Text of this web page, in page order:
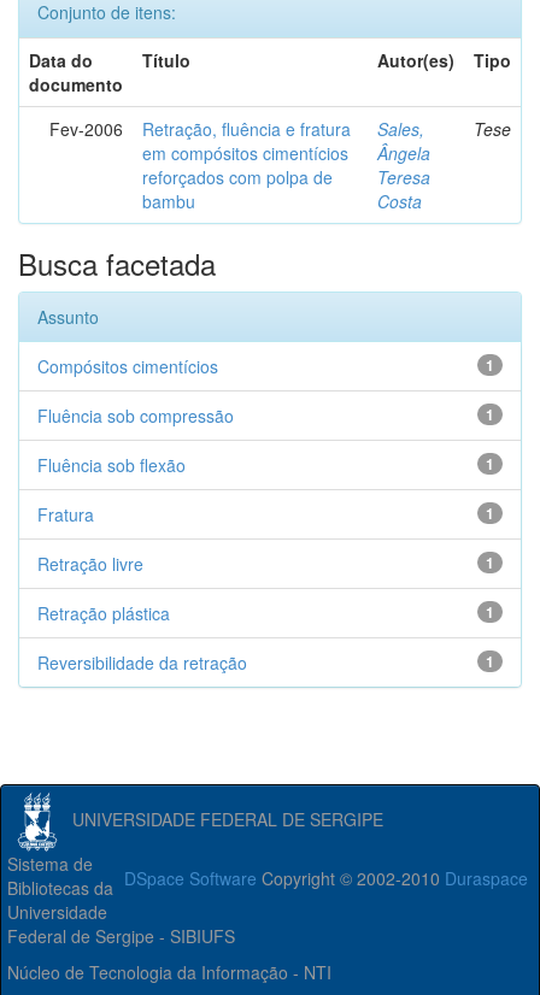
Conjunto de itens:
Data do
documento
Título Autor(es) Tipo
Fev-2006
Retração, fluência e fratura
em compósitos cimentícios
reforçados com polpa de
bambu
Sales,
Ângela
Teresa
Costa
Tese
Busca facetada
Assunto
1
Compósitos cimentícios
1
Fluência sob compressão
1
Fluência sob flexão
1
Fratura
1
Retração livre
1
Retração plástica
1
Reversibilidade da retração
UNIVERSIDADE FEDERAL DE SERGIPE
DSpace Software Copyright © 2002-2010 Duraspace
Sistema de
Bibliotecas da
Universidade
Federal de Sergipe - SIBIUFS
Núcleo de Tecnologia da Informação - NTI